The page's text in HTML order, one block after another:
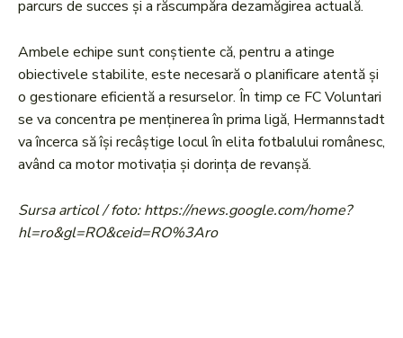
parcurs de succes și a răscumpăra dezamăgirea actuală.
Ambele echipe sunt conștiente că, pentru a atinge
obiectivele stabilite, este necesară o planificare atentă și
o gestionare eficientă a resurselor. În timp ce FC Voluntari
se va concentra pe menținerea în prima ligă, Hermannstadt
va încerca să își recâștige locul în elita fotbalului românesc,
având ca motor motivația și dorința de revanșă.
Sursa articol / foto: https://news.google.com/home?
hl=ro&gl=RO&ceid=RO%3Aro